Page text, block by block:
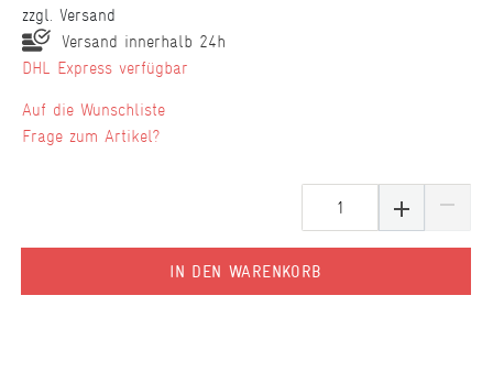
zzgl. Versand
Versand innerhalb 24h
DHL Express verfügbar
IN DEN WARENKORB
Wunschliste
Frage zum Artikel?